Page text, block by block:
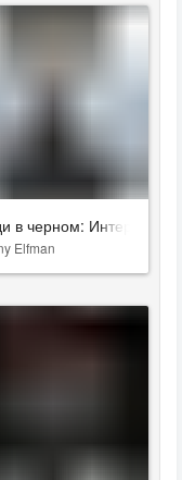
в черном: Интернэшнл
Elfman